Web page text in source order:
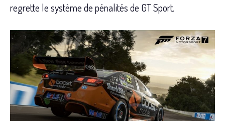
regrette le système de pénalités de GT Sport.